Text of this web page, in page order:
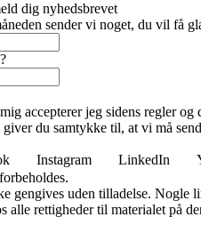
dig nyhedsbrevet
sender vi noget, du vil få
accepterer jeg sidens regler og
du samtykke til, at vi må
Instagram LinkedIn
gengives uden tilladelse. Nogle
alle rettigheder til materialet på